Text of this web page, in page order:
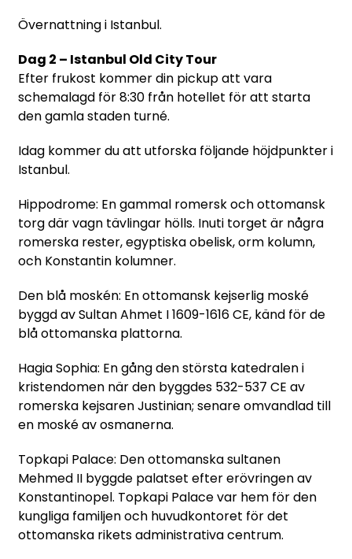
Övernattning i Istanbul.
Dag 2 – Istanbul Old City Tour
Efter frukost kommer din pickup att vara
schemalagd för 8:30 från hotellet för att starta
den gamla staden turné.
Idag kommer du att utforska följande höjdpunkter i
Istanbul.
Hippodrome: En gammal romersk och ottomansk
torg där vagn tävlingar hölls. Inuti torget är några
romerska rester, egyptiska obelisk, orm kolumn,
och Konstantin kolumner.
Den blå moskén: En ottomansk kejserlig moské
byggd av Sultan Ahmet I 1609-1616 CE, känd för de
blå ottomanska plattorna.
Hagia Sophia: En gång den största katedralen i
kristendomen när den byggdes 532-537 CE av
romerska kejsaren Justinian; senare omvandlad till
en moské av osmanerna.
Topkapi Palace: Den ottomanska sultanen
Mehmed II byggde palatset efter erövringen av
Konstantinopel. Topkapi Palace var hem för den
kungliga familjen och huvudkontoret för det
ottomanska rikets administrativa centrum.